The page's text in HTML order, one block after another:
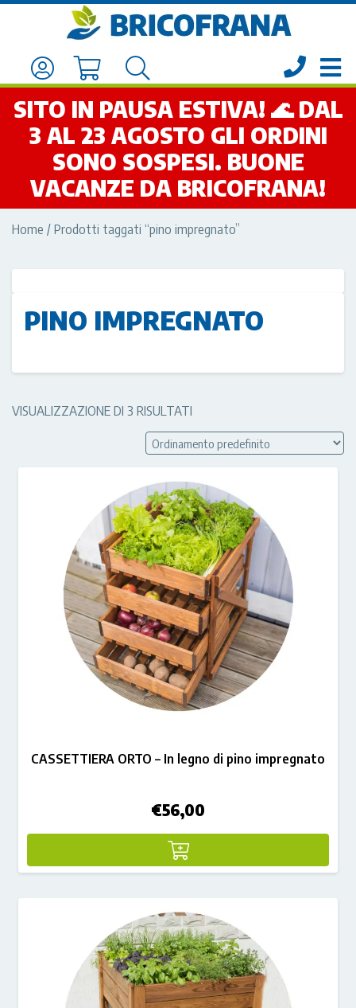
SITO IN PAUSA ESTIVA! 🌊 DAL
3 AL 23 AGOSTO GLI ORDINI
SONO SOSPESI. BUONE
VACANZE DA BRICOFRANA!
Home / Prodotti taggati “pino impregnato”
PINO IMPREGNATO
VISUALIZZAZIONE DI 3 RISULTATI
CASSETTIERA ORTO – In legno di pino impregnato
€56,00